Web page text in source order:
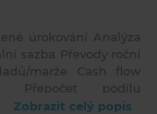
úrokování Analýza
sazba Převody roční
marže Cash flow
Přepočet podílu
Zobrazit celý popis